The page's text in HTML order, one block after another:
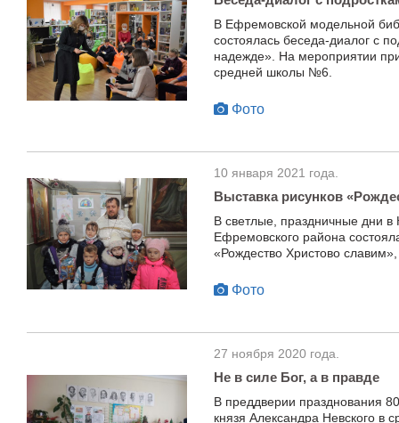
В Ефремовской модельной
состоялась беседа-диалог с
надежде». На мероприятии
средней школы №6.
Фото
10 января 2021 года.
Выставка рисунков
В светлые, праздничные дни в
Ефремовского района
«Рождество Христово
Фото
27 ноября 2020 года.
Не в силе Бог, а в правде
В преддверии празднования
князя Александра Невского